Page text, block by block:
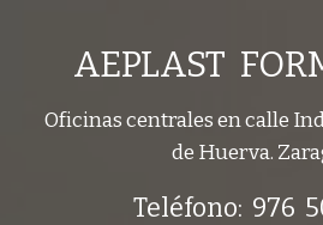
AEPLAST
Oficinas centrales en calle
de Huerva.
Teléfono: 976